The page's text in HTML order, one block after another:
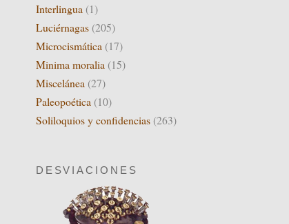
Interlingua (1)
Luciérnagas (205)
Microcismática (17)
Minima moralia (15)
Miscelánea (27)
Paleopoética (10)
Soliloquios y confidencias (263)
DESVIACIONES